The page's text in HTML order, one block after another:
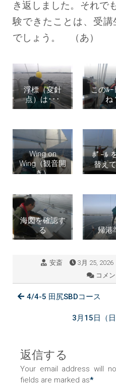
き返しました。それで
験できたことは、受
でしょう。 （あ）
浮標（変針
点）は･･･
このﾙ
ね
Wing on
Wing（観音開
き）
ﾎﾟｰﾙ
替え
海図を確認す
る
帰港
安斎 3月 25, 2026
コメ
4/4-5 田尻SBDコース
3月15日（
返信する
Your email address will
fields are marked as*